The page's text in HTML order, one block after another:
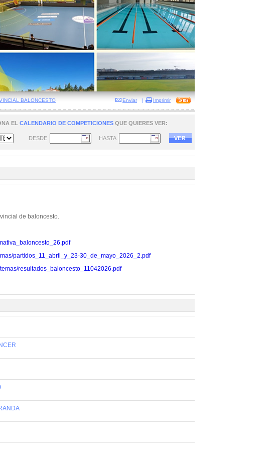
BALONCESTO Enviar | Imprimir
EL CALENDARIO DE COMPETICIONES QUE QUIERES VER:
DESDE HASTA
de baloncesto.
partidos_11_abril_y_23-30_de_mayo_2026_2.pdf
resultados_baloncesto_11042026.pdf